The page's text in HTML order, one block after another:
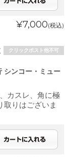
¥7,000(税込)
クリックポスト他不可
ンコー・ミュー
カスレ、角に極
取りはございま